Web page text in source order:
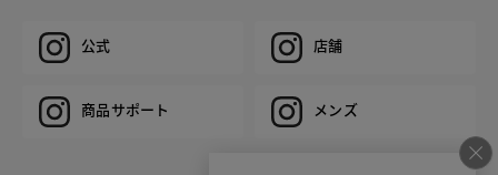
公式 店舗
商品サポート メンズ